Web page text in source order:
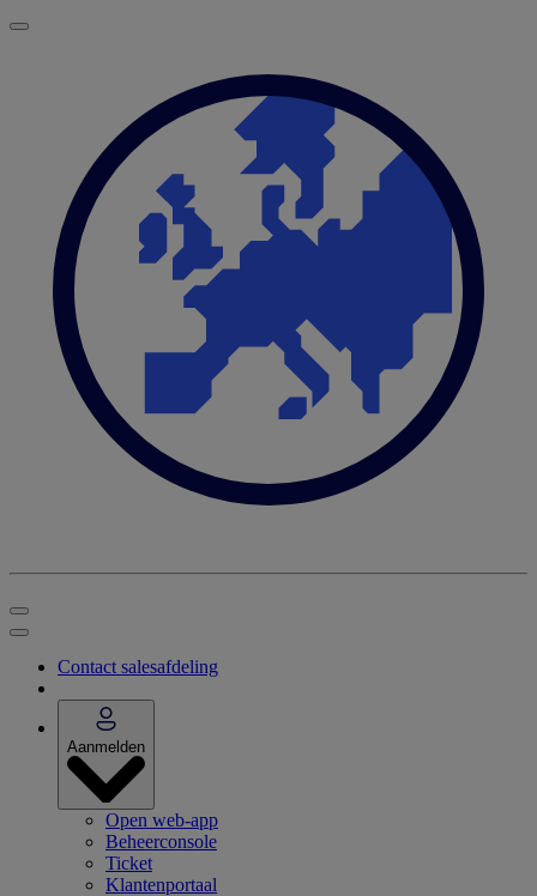
Contact salesafdeling
Aanmelden
Open web-app
Beheerconsole
Ticket
Klantenportaal